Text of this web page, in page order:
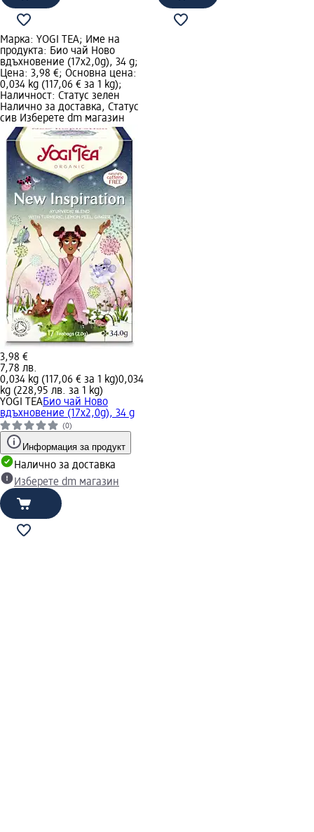
Марка: YOGI TEA; Име на
продукта: Био чай Ново
вдъхновение (17x2,0g), 34 g;
Цена: 3,98 €; Основна цена:
0,034 kg (117,06 € за 1 kg);
Наличност: Статус зелен
Налично за доставка, Статус
сив Изберете dm магазин
3,98 €
7,78 лв.
0,034 kg (117,06 € за 1 kg)0,034
kg (228,95 лв. за 1 kg)
YOGI TEAБио чай Ново
вдъхновение (17x2,0g), 34 g
(0)
Информация за продукт
Налично за доставка
Изберете dm магазин